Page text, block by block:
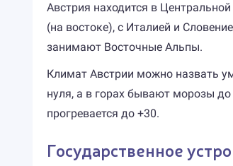
Австрия находится в
(на востоке), с Италией и
занимают Восточные Альпы.
Климат Австрии можно назвать
нуля, а в горах бывают морозы до
прогревается до +30.
Государственное